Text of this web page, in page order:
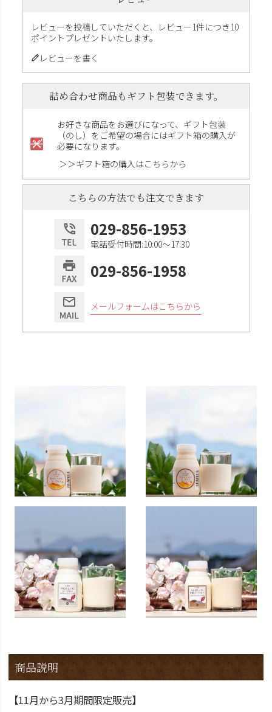
レビューを投稿していただくと、レビュー1件につき10
ポイントプレゼントいたします。
レビューを書く
詰め合わせ商品もギフト包装できます。
お好きな商品をお選びになって、ギフト包装
（のし）をご希望の場合にはギフト箱の購入が
必要になります。
＞＞ギフト箱の購入はこちらから
こちらの方法でも注文できます
029-856-1953
電話受付時間:10:00〜17:30
029-856-1958
メールフォームはこちらから
商品説明
【11月から3月期間限定販売】